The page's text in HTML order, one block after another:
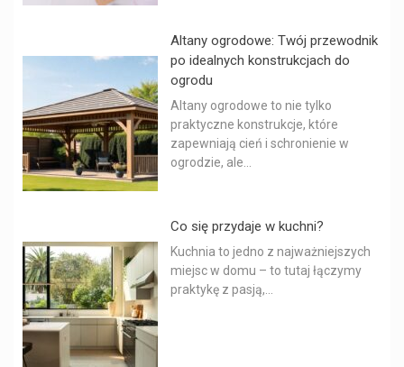
Altany ogrodowe: Twój przewodnik
po idealnych konstrukcjach do
ogrodu
Altany ogrodowe to nie tylko
praktyczne konstrukcje, które
zapewniają cień i schronienie w
ogrodzie, ale...
Co się przydaje w kuchni?
Kuchnia to jedno z najważniejszych
miejsc w domu – to tutaj łączymy
praktykę z pasją,...